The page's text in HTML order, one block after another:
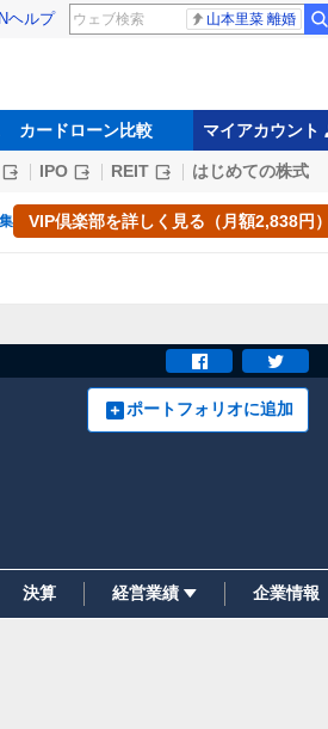
ヘルプ 山本里菜 離婚
カードローン比較 マイアカウント
IPO REIT はじめての株式
VIP倶楽部を詳しく見る（月額2,838円）
ポートフォリオに追加
決算 経営業績 企業情報